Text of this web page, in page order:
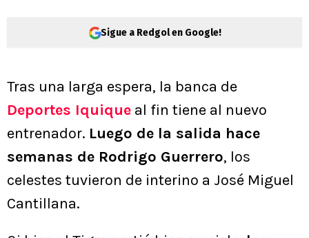
Sigue a Redgol en Google!
Tras una larga espera, la banca de
Deportes Iquique al fin tiene al nuevo
entrenador. Luego de la salida hace
semanas de Rodrigo Guerrero, los
celestes tuvieron de interino a José Miguel
Cantillana.